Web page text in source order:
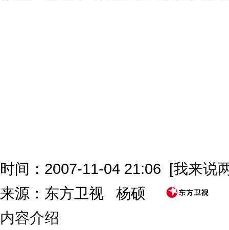
时间：2007-11-04 21:06 [我来说
来源：东方卫视 杨硕
内容介绍